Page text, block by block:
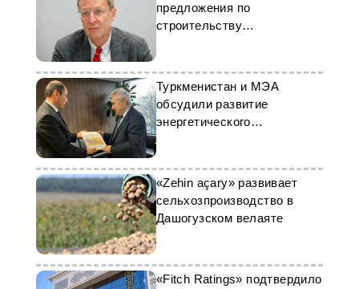
предложения по
строительству
Аркадаге
Туркменистан и МЭА
обсудили развитие
энергетического
партнерства
«Zehin açary» развивает
сельхозпроизводство в
Дашогузском велаяте
«Fitch Ratings» подтвердило